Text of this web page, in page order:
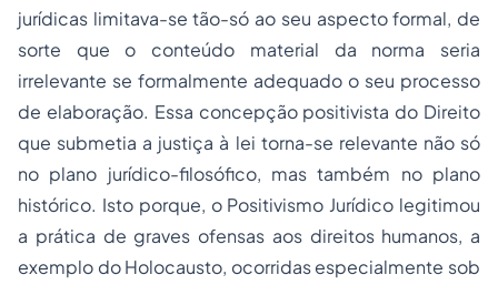
jurídicas limitava-se tão-só ao seu aspecto formal, de
sorte que o conteúdo material da norma seria
irrelevante se formalmente adequado o seu processo
de elaboração. Essa concepção positivista do Direito
que submetia a justiça à lei torna-se relevante não só
no plano jurídico-filosófico, mas também no plano
histórico. Isto porque, o Positivismo Jurídico legitimou
a prática de graves ofensas aos direitos humanos, a
exemplo do Holocausto, ocorridas especialmente sob